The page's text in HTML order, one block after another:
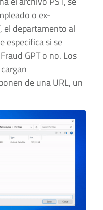
o ex-
el departamento al
especifica si se
GPT o no. Los
de una URL, un